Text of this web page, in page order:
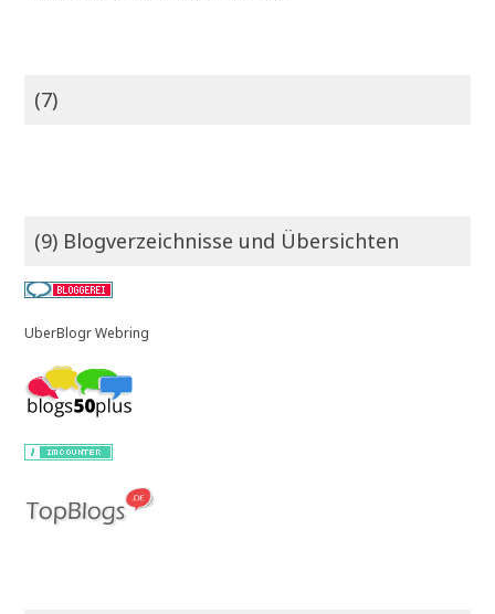
(7)
(9) Blogverzeichnisse und Übersichten
UberBlogr Webring